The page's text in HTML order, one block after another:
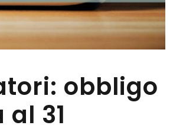
obbligo
31